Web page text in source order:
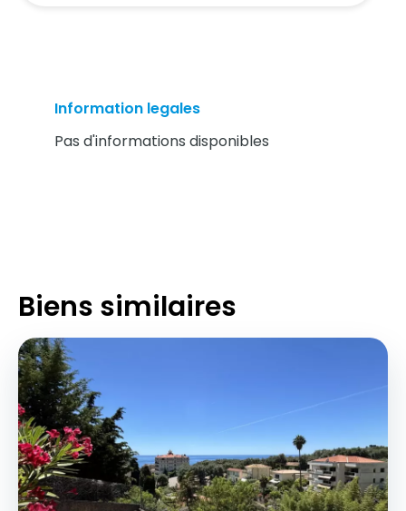
Information legales
Pas d'informations disponibles
Biens similaires